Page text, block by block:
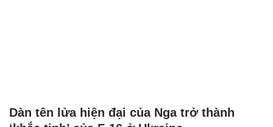
Dàn tên lửa hiện đại của Nga trở thành